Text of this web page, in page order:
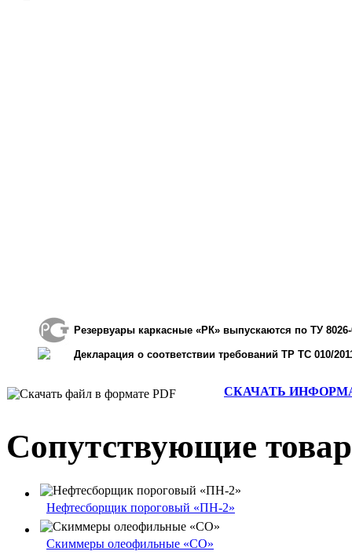
Резервуары каркасные «РК» выпускаются по ТУ
Декларация о соответствии требований ТР ТС 010/
СКАЧАТЬ
Сопутствующие
Нефтесборщик пороговый «ПН-2»
Скиммеры олеофильные «СО»